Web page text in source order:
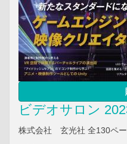
ビデオサロン
株式会社 玄光社 全130ペ